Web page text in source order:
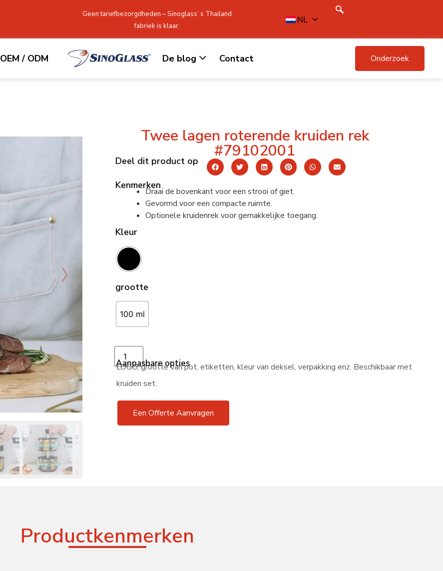
Geen tariefbezorgdheden – Sinoglass’ s Thailand
fabriek is klaar.
NL
OEM / ODM De blog Contact Onderzoek
Twee lagen roterende kruiden rek
#79102001
Deel dit product op
Kenmerken
Draai de bovenkant voor een strooi of giet.
Gevormd voor een compacte ruimte.
Optionele kruidenrek voor gemakkelijke toegang.
Kleur
grootte
100 ml
Aanpasbare opties
LOGO, grootte van pot, etiketten, kleur van deksel, verpakking enz. Beschikbaar met
kruiden set.
Een Offerte Aanvragen
Productkenmerken